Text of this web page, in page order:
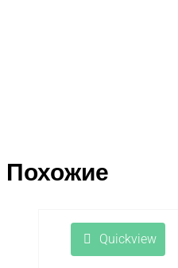
Похожие
Quickview